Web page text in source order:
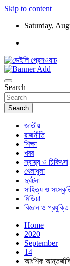
Skip to content
Saturday,
ডেইলি প্রেসওয়াচ
Search
Search
জাতীয়
রাজনীতি
শিক্ষা
খবর
স্বাস্থ্য ও চিকিৎসা
খেলাধুলা
দুর্ঘটনা
সাহিত্য ও
মিডিয়া
বিজ্ঞান ও প্রযুক্তি
Home
2020
September
14
আংশিক